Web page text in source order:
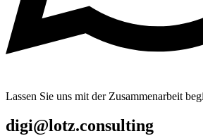
Lassen Sie uns mit der Zusammenarbeit
digi@lotz.consulting